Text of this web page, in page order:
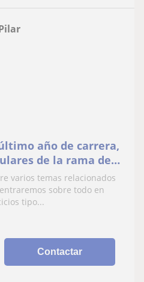
año de carrera,
de la rama de
totalmente a
es de interés
varios temas relacionados
sobre todo en
tipo...
Contactar